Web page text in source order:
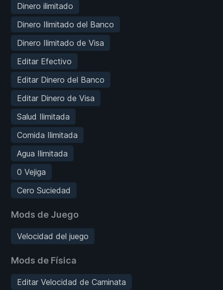
Dinero ilimitado
Dinero Ilimitado del Banco
Dinero Ilimitado de Visa
Editar Efectivo
Editar Dinero del Banco
Editar Dinero de Visa
Salud Ilimitada
Comida Ilimitada
Agua Ilimitada
0 Vejiga
Cero Suciedad
Mods de Juego
Velocidad del juego
Mods de Física
Editar Velocidad de Caminata